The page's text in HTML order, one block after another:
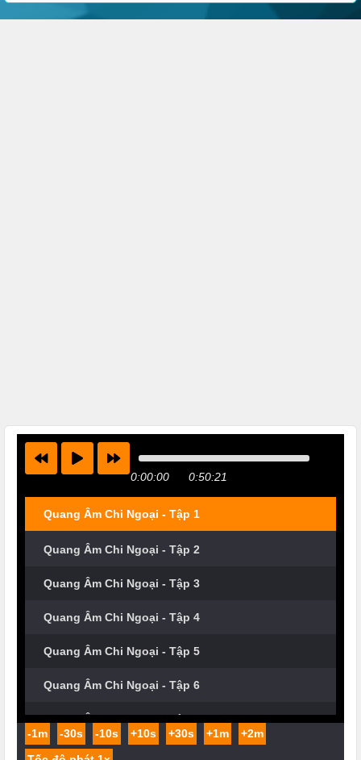
0:00:00 0:50:21
Quang Âm Chi Ngoại - Tập 1
Quang Âm Chi Ngoại - Tập 2
Quang Âm Chi Ngoại - Tập 3
Quang Âm Chi Ngoại - Tập 4
Quang Âm Chi Ngoại - Tập 5
Quang Âm Chi Ngoại - Tập 6
Quang Âm Chi Ngoại - Tập 7
Quang Âm Chi Ngoại - Tập 8
-1m -30s -10s +10s +30s +1m +2m